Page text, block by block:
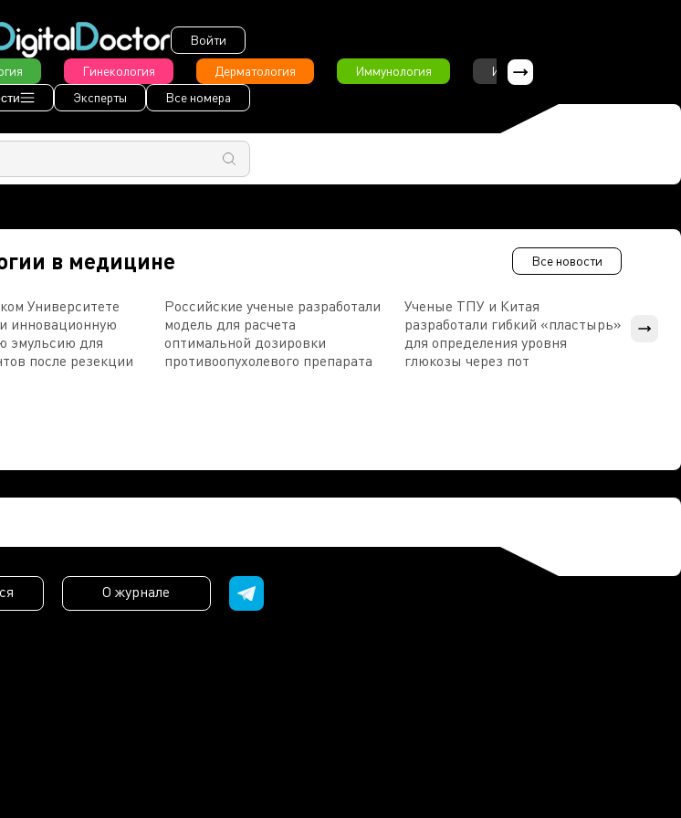
Войти
Гинекология Дерматология Иммунология Интервью
Эксперты Все номера
в медицине Все новости
Университете
инновационную
эмульсию для
после резекции
Российские ученые разработали
модель для расчета
оптимальной дозировки
противоопухолевого препарата
Ученые ТПУ и Китая
разработали гибкий «пластырь»
для определения уровня
глюкозы через пот
О журнале